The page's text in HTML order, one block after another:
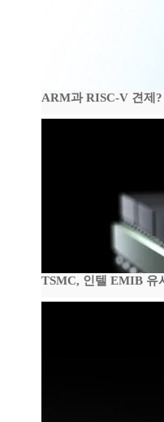
ARM과 RISC-V 견제
TSMC, 인텔 EMIB 유